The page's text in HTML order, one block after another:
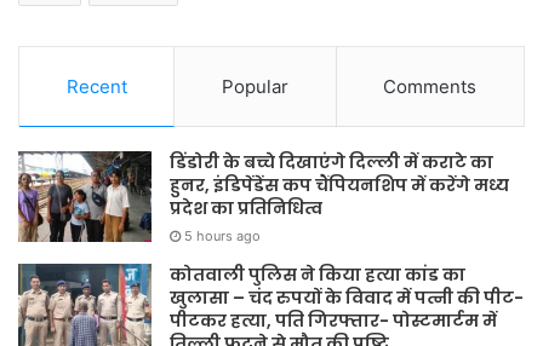
Recent Popular Comments
डिंडोरी के बच्चे दिखाएंगे दिल्ली में कराटे का
हुनर, इंडिपेंडेंस कप चैंपियनशिप में करेंगे मध्य
प्रदेश का प्रतिनिधित्व
5 hours ago
कोतवाली पुलिस ने किया हत्या कांड का
खुलासा – चंद रुपयों के विवाद में पत्नी की पीट-
पीटकर हत्या, पति गिरफ्तार- पोस्टमार्टम में